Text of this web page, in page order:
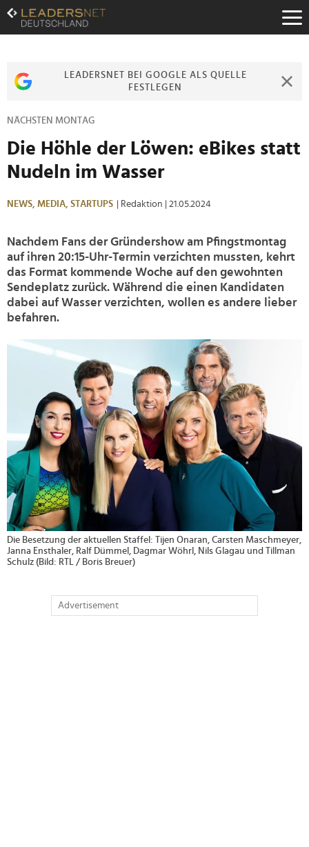
Zum
Inhalt
Zur
Zur
LEADERSNET BEI GOOGLE ALS QUELLE
FESTLEGEN
NÄCHSTEN MONTAG
Die Höhle der Löwen: eBikes statt
Nudeln im Wasser
NEWS, MEDIA, STARTUPS | Redaktion | 21.05.2024
Nachdem Fans der Gründershow am Pfingstmontag
auf ihren 20:15-Uhr-Termin verzichten mussten, kehrt
das Format kommende Woche auf den gewohnten
Sendeplatz zurück. Während die einen Kandidaten
dabei auf Wasser verzichten, wollen es andere lieber
befahren.
>
Die Besetzung der aktuellen Staffel: Tijen Onaran, Carsten Maschmeyer,
Janna Ensthaler, Ralf Dümmel, Dagmar Wöhrl, Nils Glagau und Tillman
Schulz (Bild: RTL / Boris Breuer)
Advertisement